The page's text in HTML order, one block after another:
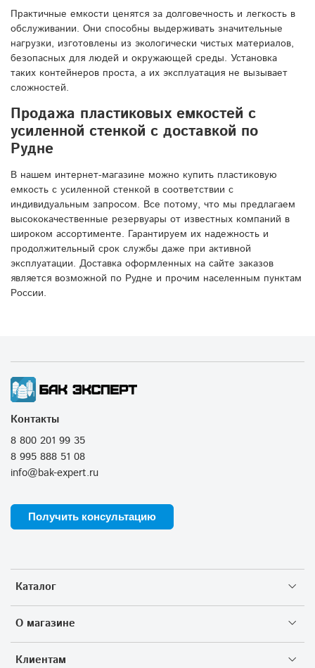
Практичные емкости ценятся за долговечность и легкость в
обслуживании. Они способны выдерживать значительные
нагрузки, изготовлены из экологически чистых материалов,
безопасных для людей и окружающей среды. Установка
таких контейнеров проста, а их эксплуатация не вызывает
сложностей.
Продажа пластиковых емкостей с
усиленной стенкой с доставкой по
Рудне
В нашем интернет-магазине можно купить пластиковую
емкость с усиленной стенкой в соответствии с
индивидуальным запросом. Все потому, что мы предлагаем
высококачественные резервуары от известных компаний в
широком ассортименте. Гарантируем их надежность и
продолжительный срок службы даже при активной
эксплуатации. Доставка оформленных на сайте заказов
является возможной по Рудне и прочим населенным пунктам
России.
Каталог
О магазине
Клиентам
Контакты
8 800 201 99 35
8 995 888 51 08
info@bak-expert.ru
Получить консультацию